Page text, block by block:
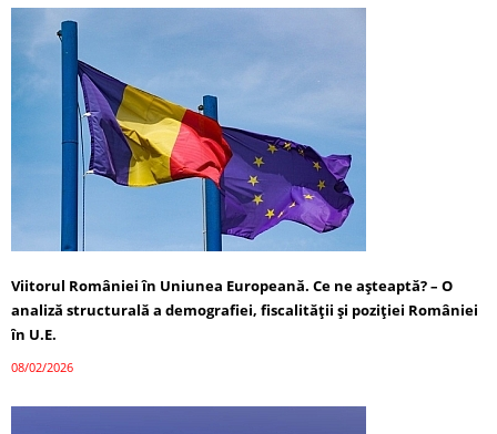
Viitorul României în Uniunea Europeană. Ce ne așteaptă? – O
analiză structurală a demografiei, fiscalității și poziției României
în U.E.
08/02/2026